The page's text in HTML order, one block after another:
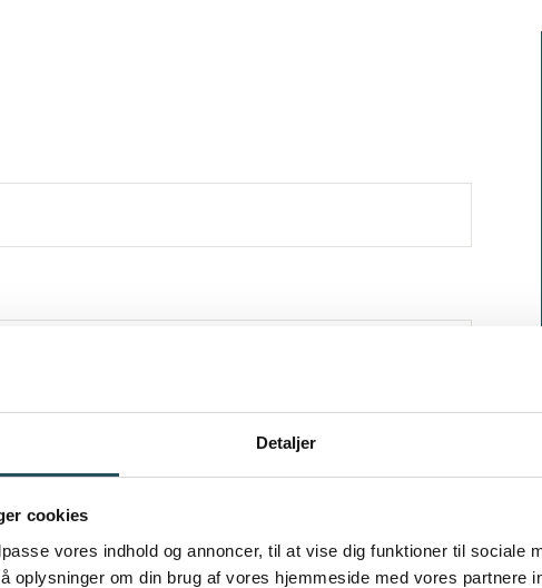
Detaljer
cookies
vores indhold og annoncer, til at vise dig funktioner til sociale
oplysninger om din brug af vores hjemmeside med vores partnere